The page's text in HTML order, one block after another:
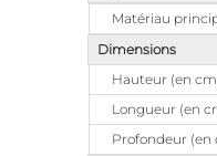
Matériau
Dimensions
Hauteur (en
Longueur (en
Profondeur (en